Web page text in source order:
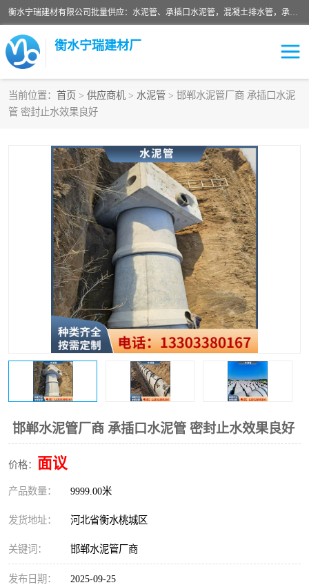
衡水宁瑞建材有限公司批量供应：水泥管、承插口水泥管，混凝土排水管，承插口水泥管，企口水泥管，钢承口水泥管，顶管，平口水泥管，水泥检查井，混凝土检查井，预制混凝土检查井，矩形检查井，圆形检查井等产品。
衡水宁瑞建材厂
当前位置： 首页 > 供应商机 > 水泥管 > 邯郸水泥管厂商 承插口水泥
管 密封止水效果良好
邯郸水泥管厂商 承插口水泥管 密封止水效果良好
价格： 面议
产品数量： 9999.00米
发货地址： 河北省衡水桃城区
关键词： 邯郸水泥管厂商
发布日期： 2025-09-25
检查井
水泥检查井 水泥管
圆形检查井 矩形检查井
混凝土检查井 预制混凝土检查井
企口水泥管 钢承口水泥管
波纹管